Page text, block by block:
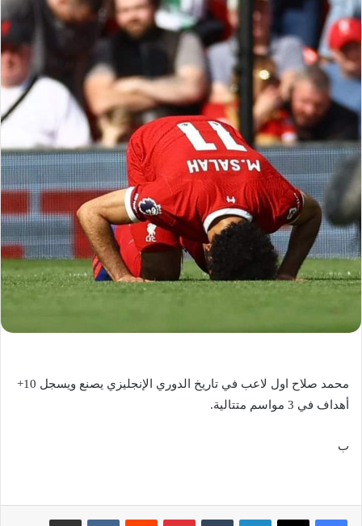
محمد صلاح اول لاعب في تاريخ الدوري الإنجليزي يصنع ويسجل 10+
أهداف في 3 مواسم متتالية.
ب
لينكدإن بينتيريست